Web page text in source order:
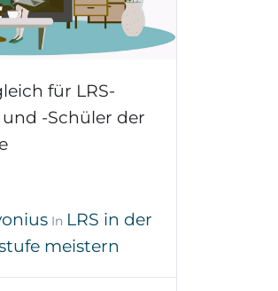
für LRS-
-Schüler der
In LRS in der
meistern